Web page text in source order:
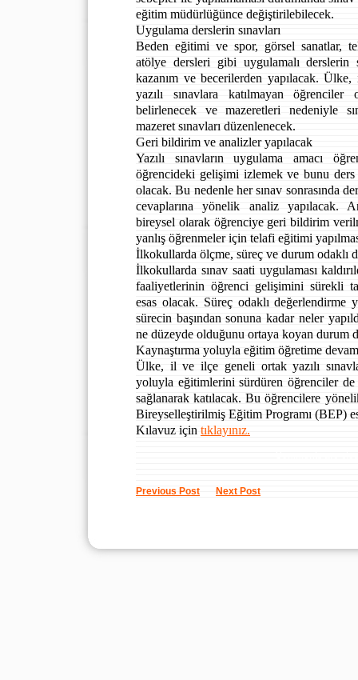
eğitim müdürlüğünce değiştirilebilecek.
Uygulama derslerin sınavları
Beden eğitimi ve spor, görsel sanatlar,
atölye dersleri gibi uygulamalı derslerin
kazanım ve becerilerden yapılacak.
yazılı sınavlara katılmayan
belirlenecek ve mazeretleri nedeniyle
mazeret sınavları düzenlenecek.
Geri bildirim ve analizler yapılacak
Yazılı sınavların uygulama amacı
öğrencideki gelişimi izlemek ve bunu
olacak. Bu nedenle her sınav sonrasında
cevaplarına yönelik analiz yapılacak.
bireysel olarak öğrenciye geri bildirim
yanlış öğrenmeler için telafi eğitimi
İlkokullarda ölçme, süreç ve durum odaklı
İlkokullarda sınav saati uygulaması
faaliyetlerinin öğrenci gelişimini sürekli
esas olacak. Süreç odaklı değerlendirme
sürecin başından sonuna kadar neler
ne düzeyde olduğunu ortaya koyan durum
Kaynaştırma yoluyla eğitim öğretime
Ülke, il ve ilçe geneli ortak yazılı
yoluyla eğitimlerini sürdüren öğrenciler
sağlanarak katılacak. Bu öğrencilere
Bireyselleştirilmiş Eğitim Programı (BEP)
Kılavuz için tıklayınız.
Previous Post Next Post